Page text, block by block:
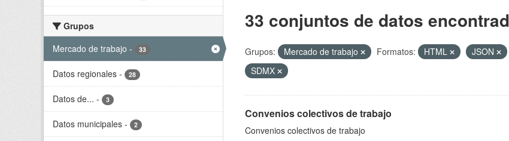
Grupos
Mercado de trabajo - 33
Datos regionales - 28
Datos de... - 3
Datos municipales - 2
33 conjuntos de datos
Grupos: Mercado de trabajo Formatos: HTML
JSON
SDMX
Convenios colectivos de trabajo
Convenios colectivos de trabajo